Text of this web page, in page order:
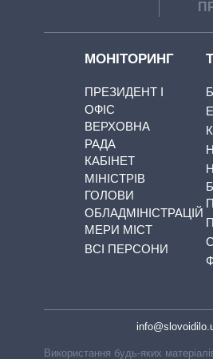
МОНІТОРИНГ
ПРЕЗИДЕНТ І
ОФІС
ВЕРХОВНА
РАДА
КАБІНЕТ
МІНІСТРІВ
ГОЛОВИ
ОБЛАДМІНІСТРАЦІЙ
МЕРИ МІСТ
ВСІ ПЕРСОНИ
Використання будь-яких